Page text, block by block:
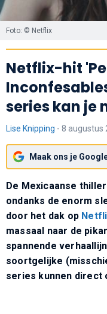
Foto: © Netflix
Netflix-hit
series kan je
Lise Knipping - 8 augustus
Maak ons je
De Mexicaanse
ondanks de enorm
door het dak op
massaal naar de
spannende
soortgelijke
series kunnen direct